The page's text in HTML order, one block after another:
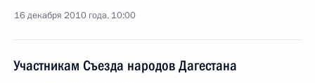
16 декабря 2010 года, 10:00
Участникам Съезда народов Дагестана